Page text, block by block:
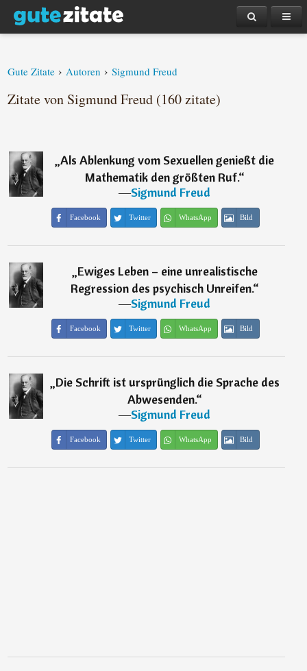
Gute Zitate › Autoren › Sigmund Freud
Zitate von Sigmund Freud (160 zitate)
„Als Ablenkung vom Sexuellen genießt die
Mathematik den größten Ruf.“
―Sigmund Freud
Facebook Twitter WhatsApp Bild
„Ewiges Leben – eine unrealistische
Regression des psychisch Unreifen.“
―Sigmund Freud
Facebook Twitter WhatsApp Bild
„Die Schrift ist ursprünglich die Sprache des
Abwesenden.“
―Sigmund Freud
Facebook Twitter WhatsApp Bild